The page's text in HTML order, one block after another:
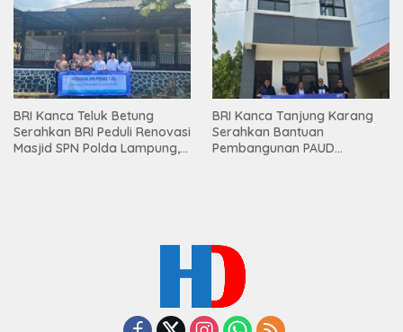
Mesuji
BRI Kanca Teluk Betung
Serahkan BRI Peduli Renovasi
Masjid SPN Polda Lampung,
BRI Kanca Tanjung Karang
Serahkan Bantuan
Pembangunan PAUD